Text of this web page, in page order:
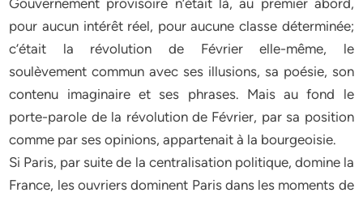
Gouvernement provisoire n’était là, au premier abord,
pour aucun intérêt réel, pour aucune classe déterminée;
c’était la révolution de Février elle-même, le
soulèvement commun avec ses illusions, sa poésie, son
contenu imaginaire et ses phrases. Mais au fond le
porte-parole de la révolution de Février, par sa position
comme par ses opinions, appartenait à la bourgeoisie.
Si Paris, par suite de la centralisation politique, domine la
France, les ouvriers dominent Paris dans les moments de